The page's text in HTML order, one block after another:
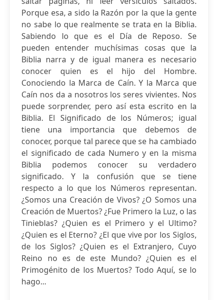
Porque esa, a sido la Razón por la que la gente
no sabe lo que realmente se trata en la Biblia.
Sabiendo lo que es el Día de Reposo. Se
pueden entender muchísimas cosas que la
Biblia narra y de igual manera es necesario
conocer quien es el hijo del Hombre.
Conociendo la Marca de Caín. Y la Marca que
Caín nos da a nosotros los seres vivientes. Nos
puede sorprender, pero así esta escrito en la
Biblia. El Significado de los Números; igual
tiene una importancia que debemos de
conocer, porque tal parece que se ha cambiado
el significado de cada Numero y en la misma
Biblia podemos conocer su verdadero
significado. Y la confusión que se tiene
respecto a lo que los Números representan.
¿Somos una Creación de Vivos? ¿O Somos una
Creación de Muertos? ¿Fue Primero la Luz, o las
Tinieblas? ¿Quien es el Primero y el Ultimo?
¿Quien es el Eterno? ¿El que vive por los Siglos,
de los Siglos? ¿Quien es el Extranjero, Cuyo
Reino no es de este Mundo? ¿Quien es el
Primogénito de los Muertos? Todo Aquí, se lo
hago...